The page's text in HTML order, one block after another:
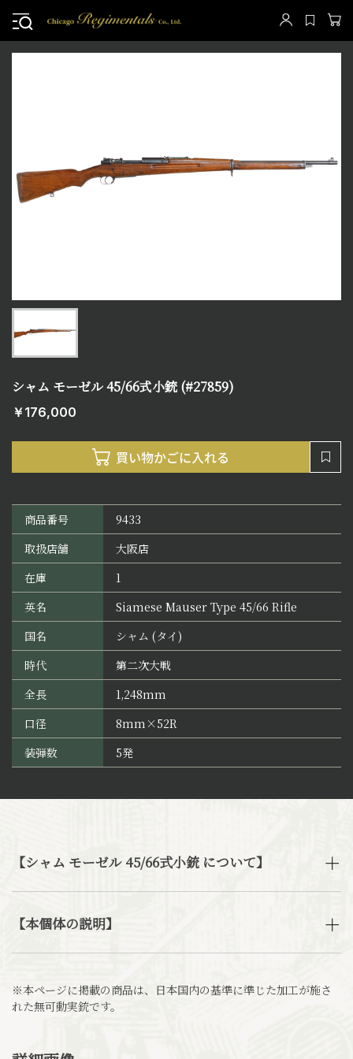
シャム モーゼル 45/66式小銃 (#27859)
￥176,000
商品番号
9433
取扱店舗
大阪店
在庫
1
英名
Siamese Mauser Type 45/66 Rifle
国名
シャム (タイ)
時代
第二次大戦
全長
1,248mm
口径
8mm×52R
装弾数
5発
【シャム モーゼル 45/66式小銃 について】
【本個体の説明】
※本ページに掲載の商品は、日本国内の基準に準じた加工が施さ
れた無可動実銃です。